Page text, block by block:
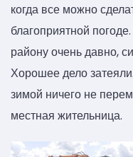
когда все можно
благоприятной
району очень давно,
Хорошее дело
зимой ничего не
местная жительница.